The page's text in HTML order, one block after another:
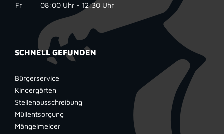
Fr
08:00 Uhr - 12:30 Uhr
SCHNELL GEFUNDEN
Bürgerservice
Kindergärten
Stellenausschreibung
Müllentsorgung
Mängelmelder